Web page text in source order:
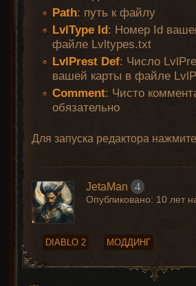
Path: путь к файлу
LvlType Id: Номер Id
файле Lvltypes.txt
LvlPrest Def: Число
вашей карты в файле
Comment: Чисто
обязательно
Для запуска редактора нажмите
JetaMan 4
Опубликовано: 10 лет
DIABLO 2 МОДДИНГ